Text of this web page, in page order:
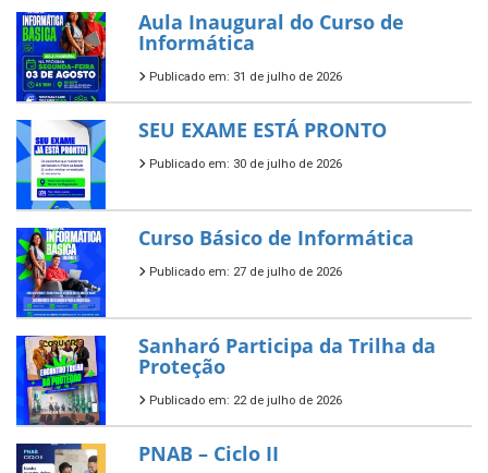
Aula Inaugural do Curso de
Informática
Publicado em: 31 de julho de 2026
SEU EXAME ESTÁ PRONTO
Publicado em: 30 de julho de 2026
Curso Básico de Informática
Publicado em: 27 de julho de 2026
Sanharó Participa da Trilha da
Proteção
Publicado em: 22 de julho de 2026
PNAB – Ciclo II